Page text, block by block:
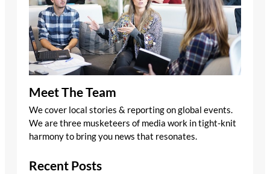
Meet The Team
We cover local stories & reporting on global events.
We are three musketeers of media work in tight-knit
harmony to bring you news that resonates.
Recent Posts